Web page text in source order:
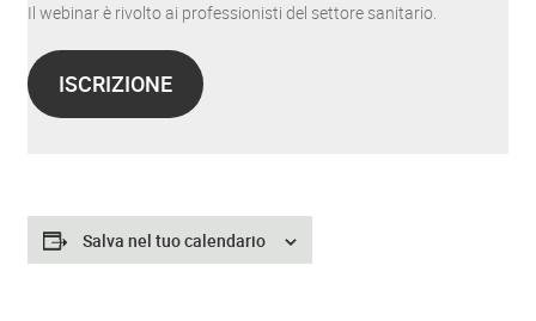
Il webinar è rivolto ai professionisti del settore sanitario.
ISCRIZIONE
Salva nel tuo calendario